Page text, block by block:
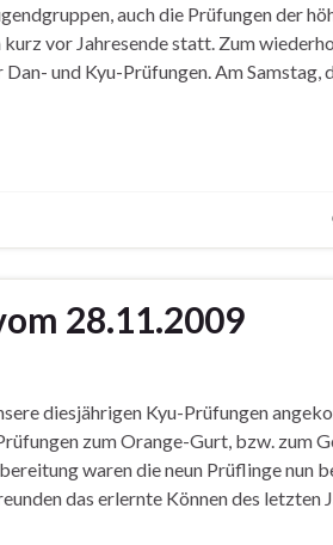
auch die Prüfungen der
vor Jahresende statt. Zum
und Kyu-Prüfungen. Am
28.11.2009
diesjährigen Kyu-Prüfungen
zum Orange-Gurt, bzw. zum
waren die neun Prüflinge nun
das erlernte Können des letzten